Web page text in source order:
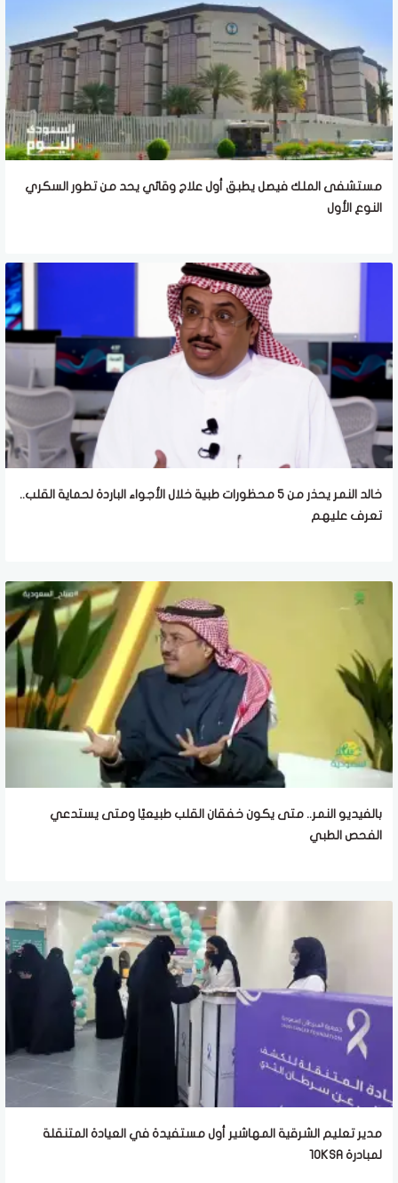
مستشفى الملك فيصل يطبق أول علاج وقائي يحد من تطور السكري
النوع الأول
خالد النمر يحذر من 5 محظورات طبية خلال الأجواء الباردة لحماية القلب..
تعرف عليهم
بالفيديو النمر.. متى يكون خفقان القلب طبيعيًا ومتى يستدعي
الفحص الطبي
مدير تعليم الشرقية المهاشير أول مستفيدة في العيادة المتنقلة
لمبادرة 10KSA